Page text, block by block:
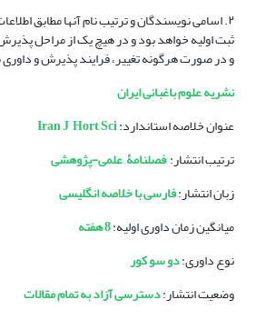
۲. اسامی نویسندگان و ترتیب نام آنها مطابق
ثبت اولیه خواهد بود و در هیچ یک از مراحل
و در صورت هرگونه تغییر، فرایند پذیرش و
نشریه علوم باغبانی ایران
عنوان خلاصه استاندارد:Iran J Hort Sci
ترتیب انتشار:فصلنامۀعلمی-پژوهشی
زبان انتشار:فارسی با خلاصه انگلیسی
میانگین زمان داوری اولیه:8هفته
نوع داوری:دو سو کور
وضعیت انتشار:دسترسی آزاد به تمام مقالات